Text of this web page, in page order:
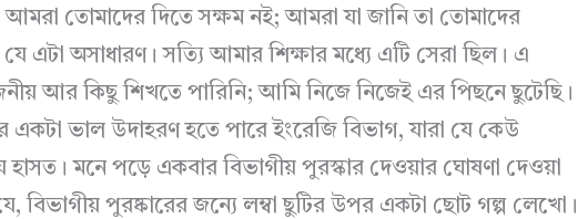
তোমাদের দিতে সক্ষম নই; আমরা যা জানি তা তোমাদের
এটা অসাধারণ। সত্যি আমার শিক্ষার মধ্যে এটি সেরা ছিল। এ
আর কিছু শিখতে পারিনি; আমি নিজে নিজেই এর পিছনে ছুটেছি।
একটা ভাল উদাহরণ হতে পারে ইংরেজি বিভাগ, যারা যে কেউ
মনে পড়ে একবার বিভাগীয় পুরস্কার দেওয়ার ঘোষণা দেওয়া
বিভাগীয় পুরষ্কারের জন্যে লম্বা ছুটির উপর একটা ছোট গল্প লেখো।